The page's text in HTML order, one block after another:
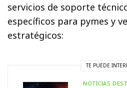
servicios de soporte
específicos para pymes y
estratégicos:
TE PUEDE
NOTICIAS